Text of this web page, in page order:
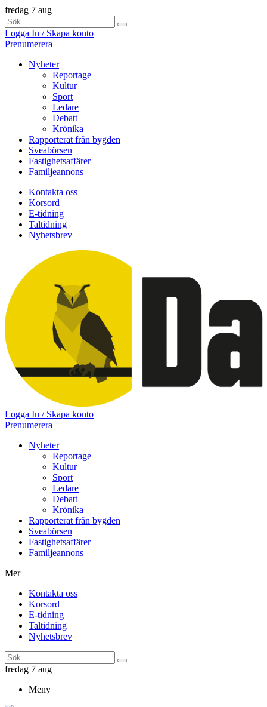
fredag 7 aug
Logga In / Skapa konto
Prenumerera
Nyheter
Reportage
Kultur
Sport
Ledare
Debatt
Krönika
Rapporterat från bygden
Sveabörsen
Fastighetsaffärer
Familjeannons
Kontakta oss
Korsord
E-tidning
Taltidning
Nyhetsbrev
Logga In / Skapa konto
Prenumerera
Nyheter
Reportage
Kultur
Sport
Ledare
Debatt
Krönika
Rapporterat från bygden
Sveabörsen
Fastighetsaffärer
Familjeannons
Mer
Kontakta oss
Korsord
E-tidning
Taltidning
Nyhetsbrev
fredag 7 aug
Meny